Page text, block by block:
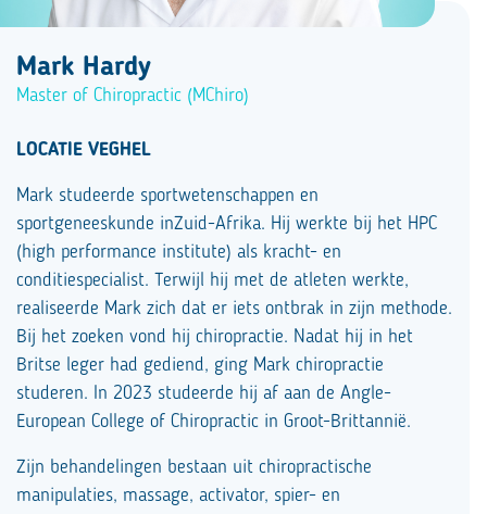
Mark Hardy
Master of Chiropractic (MChiro)
LOCATIE VEGHEL
Mark studeerde sportwetenschappen en
sportgeneeskunde inZuid-Afrika. Hij werkte bij het HPC
(high performance institute) als kracht- en
conditiespecialist. Terwijl hij met de atleten werkte,
realiseerde Mark zich dat er iets ontbrak in zijn methode.
Bij het zoeken vond hij chiropractie. Nadat hij in het
Britse leger had gediend, ging Mark chiropractie
studeren. In 2023 studeerde hij af aan de Angle-
European College of Chiropractic in Groot-Brittannië.
Zijn behandelingen bestaan ​​uit chiropractische
manipulaties, massage, activator, spier- en